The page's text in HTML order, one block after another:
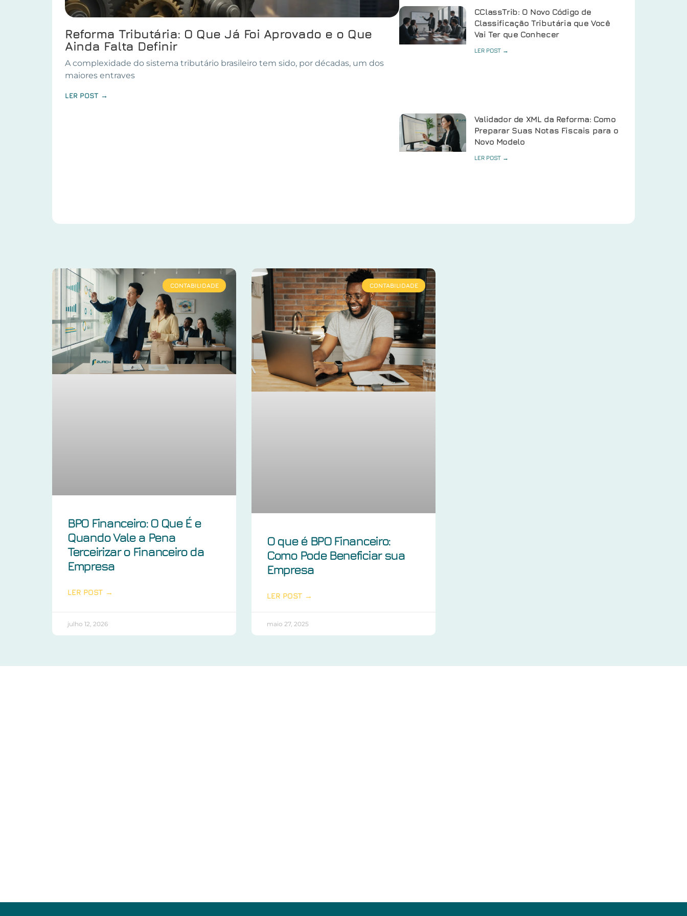
Reforma Tributária: O Que Já Foi Aprovado e o Que
Ainda Falta Definir
A complexidade do sistema tributário brasileiro tem sido, por décadas, um dos
maiores entraves
LER POST →
CClassTrib: O Novo Código de
Classificação Tributária que Você
Vai Ter que Conhecer
LER POST →
Validador de XML da Reforma: Como
Preparar Suas Notas Fiscais para o
Novo Modelo
LER POST →
CONTABILIDADE
BPO Financeiro: O Que É e
Quando Vale a Pena
Terceirizar o Financeiro da
Empresa
LER POST →
julho 12, 2026
CONTABILIDADE
O que é BPO Financeiro:
Como Pode Beneficiar sua
Empresa
LER POST →
maio 27, 2025